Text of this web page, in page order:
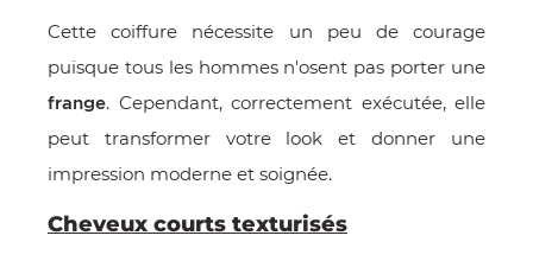
Cette coiffure nécessite un peu de courage
puisque tous les hommes n'osent pas porter une
frange. Cependant, correctement exécutée, elle
peut transformer votre look et donner une
impression moderne et soignée.
Cheveux courts texturisés